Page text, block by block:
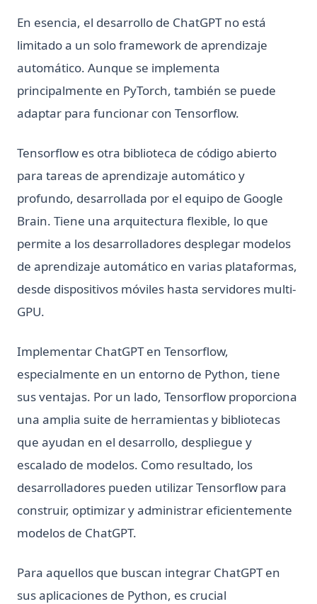
En esencia, el desarrollo de ChatGPT no está
limitado a un solo framework de aprendizaje
automático. Aunque se implementa
principalmente en PyTorch, también se puede
adaptar para funcionar con Tensorflow.
Tensorflow es otra biblioteca de código abierto
para tareas de aprendizaje automático y
profundo, desarrollada por el equipo de Google
Brain. Tiene una arquitectura flexible, lo que
permite a los desarrolladores desplegar modelos
de aprendizaje automático en varias plataformas,
desde dispositivos móviles hasta servidores multi-
GPU.
Implementar ChatGPT en Tensorflow,
especialmente en un entorno de Python, tiene
sus ventajas. Por un lado, Tensorflow proporciona
una amplia suite de herramientas y bibliotecas
que ayudan en el desarrollo, despliegue y
escalado de modelos. Como resultado, los
desarrolladores pueden utilizar Tensorflow para
construir, optimizar y administrar eficientemente
modelos de ChatGPT.
Para aquellos que buscan integrar ChatGPT en
sus aplicaciones de Python, es crucial